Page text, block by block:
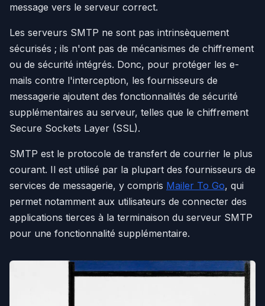
message vers le serveur correct.
Les serveurs SMTP ne sont pas intrinsèquement
sécurisés ; ils n'ont pas de mécanismes de chiffrement
ou de sécurité intégrés. Donc, pour protéger les e-
mails contre l'interception, les fournisseurs de
messagerie ajoutent des fonctionnalités de sécurité
supplémentaires au serveur, telles que le chiffrement
Secure Sockets Layer (SSL).
SMTP est le protocole de transfert de courrier le plus
courant. Il est utilisé par la plupart des fournisseurs de
services de messagerie, y compris Mailer To Go, qui
permet notamment aux utilisateurs de connecter des
applications tierces à la terminaison du serveur SMTP
pour une fonctionnalité supplémentaire.